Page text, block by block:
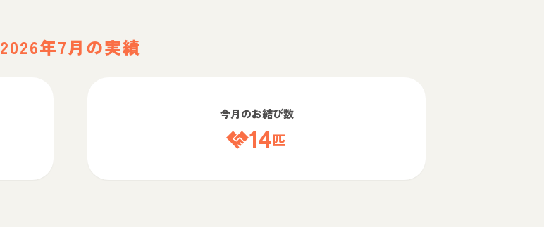
2026年7月の実績
今月のお結び数
14匹